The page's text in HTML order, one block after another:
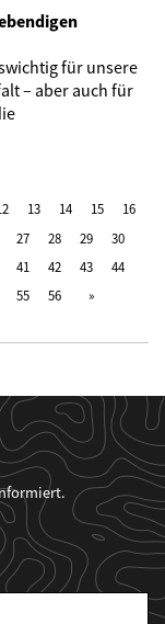
für unsere
– aber auch für
13 14 15
16
27 28 29
30
41 42 43
44
55 56